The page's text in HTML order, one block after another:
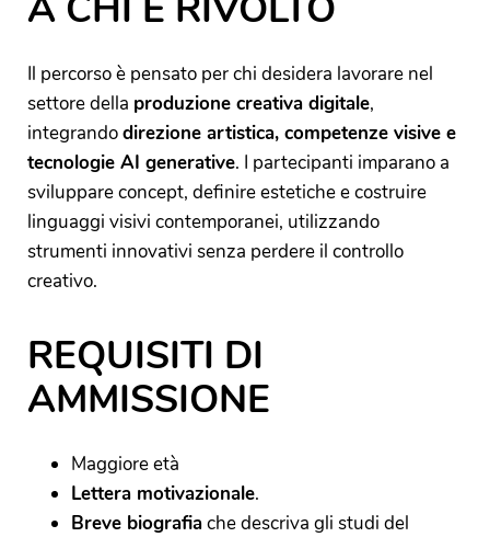
Il percorso è pensato per chi desidera lavorare nel
settore della produzione creativa digitale,
integrandodirezione artistica, competenze visive e
tecnologie AI generative. I partecipanti imparano a
sviluppare concept, definire estetiche e costruire
linguaggi visivi contemporanei, utilizzando
strumenti innovativi senza perdere il controllo
creativo.
REQUISITI DI
AMMISSIONE
Maggiore età
Lettera motivazionale.
Breve biografiache descriva gli studi del